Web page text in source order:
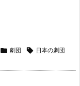
 劇団  日本の劇団